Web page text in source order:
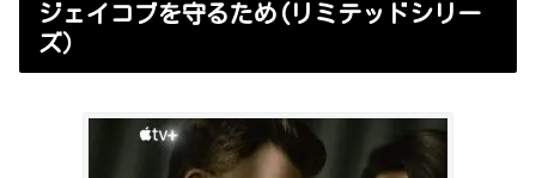
ジェイコブを守るため(リミテッドシリー
ズ）